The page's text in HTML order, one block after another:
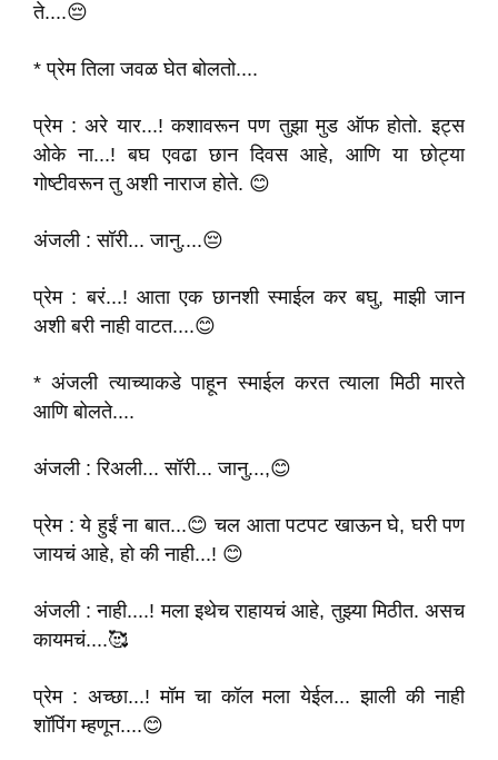
ते....😔
* प्रेम तिला जवळ घेत बोलतो....
प्रेम : अरे यार...! कशावरून पण तुझा मुड ऑफ होतो. इट्स
ओके ना...! बघ एवढा छान दिवस आहे, आणि या छोट्या
गोष्टीवरून तु अशी नाराज होते. 😊
अंजली : सॉरी... जानु....😔
प्रेम : बरं...! आता एक छानशी स्माईल कर बघु, माझी जान
अशी बरी नाही वाटत....😊
* अंजली त्याच्याकडे पाहून स्माईल करत त्याला मिठी मारते
आणि बोलते....
अंजली : रिअली... सॉरी... जानु...,😊
प्रेम : ये हुईं ना बात...😊 चल आता पटपट खाऊन घे, घरी पण
जायचं आहे, हो की नाही...! 😊
अंजली : नाही....! मला इथेच राहायचं आहे, तुझ्या मिठीत. असच
कायमचं....🥰
प्रेम : अच्छा...! मॉम चा कॉल मला येईल... झाली की नाही
शॉपिंग म्हणून....😊